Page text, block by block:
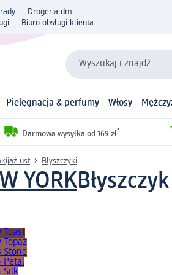
Drogeria dm
Biuro obsługi klienta
Wyszukaj i znajdź
Pielęgnacja & perfumy Włosy
Darmowa wysyłka od 169 zł*
ust Błyszczyki
YORK
Toast
Topaz
Stone
Petal
Silk